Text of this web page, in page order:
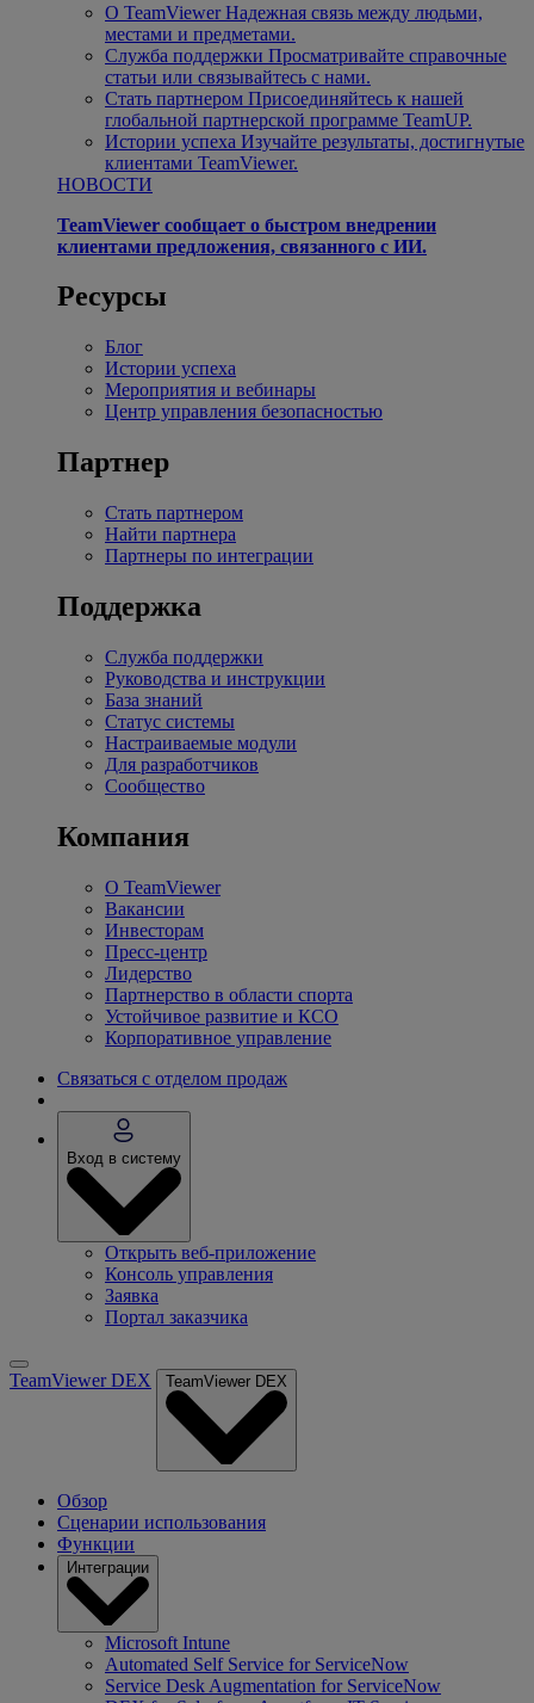
О TeamViewer Надежная связь между людьми,
местами и предметами.
Служба поддержки Просматривайте справочные
статьи или связывайтесь с нами.
Стать партнером Присоединяйтесь к нашей
глобальной партнерской программе TeamUP.
Истории успеха Изучайте результаты, достигнутые
клиентами TeamViewer.
НОВОСТИ
TeamViewer сообщает о быстром внедрении
клиентами предложения, связанного с ИИ.
Ресурсы
Блог
Истории успеха
Мероприятия и вебинары
Центр управления безопасностью
Партнер
Стать партнером
Найти партнера
Партнеры по интеграции
Поддержка
Служба поддержки
Руководства и инструкции
База знаний
Статус системы
Настраиваемые модули
Для разработчиков
Сообщество
Компания
О TeamViewer
Вакансии
Инвесторам
Пресс-центр
Лидерство
Партнерство в области спорта
Устойчивое развитие и КСО
Корпоративное управление
Связаться с отделом продаж
Вход в систему
Открыть веб-приложение
Консоль управления
Заявка
Портал заказчика
TeamViewer DEX TeamViewer DEX
Обзор
Сценарии использования
Функции
Интеграции
Microsoft Intune
Automated Self Service for ServiceNow
Service Desk Augmentation for ServiceNow